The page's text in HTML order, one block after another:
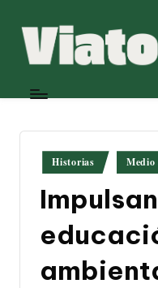
Saltar
a
ambiental
climático
desde
Centroamérica
Publicado
en
Historias Medio